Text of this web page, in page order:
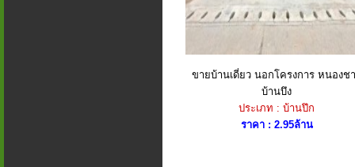
ขายบ้านเดี่ยว นอกโครงการ หนองช
บ้านบึง
ประเภท : บ้านปึก
ราคา : 2.95ล้าน